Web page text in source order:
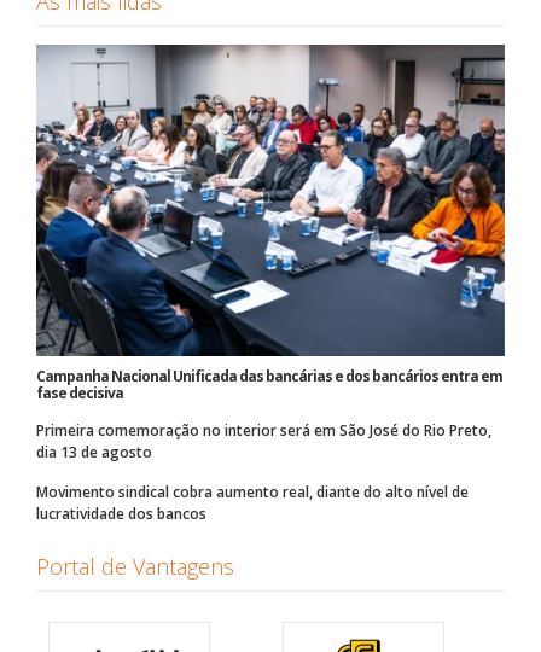
Campanha Nacional Unificada das bancárias e dos bancários entra em
fase decisiva
Primeira comemoração no interior será em São José do Rio Preto,
dia 13 de agosto
Movimento sindical cobra aumento real, diante do alto nível de
lucratividade dos bancos
Portal de Vantagens